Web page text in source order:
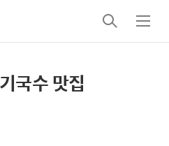
검
색
메
뉴
국수 맛집